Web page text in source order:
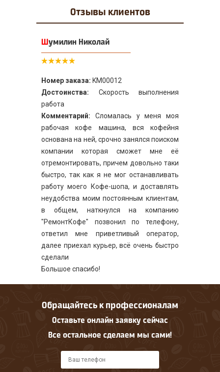
Отзывы клиентов
Шумилин Николай
Номер заказа: KM00012
Достоинства: Скорость выполнения
работа
Комментарий: Сломалась у меня моя
рабочая кофе машина, вся кофейня
основана на ней, срочно занялся поиском
компании которая сможет мне её
отремонтировать, причем довольно таки
быстро, так как я не мог останавливать
работу моего Кофе-шопа, и доставлять
неудобства моим постоянным клиентам,
в общем, наткнулся на компанию
"РемонтКофе" позвонил по телефону,
ответил мне приветливый оператор,
далее приехал курьер, всё очень быстро
сделали
Большое спасибо!
Обращайтесь к профессионалам
Оставьте онлайн заявку сейчас
Все остальное сделаем мы сами!